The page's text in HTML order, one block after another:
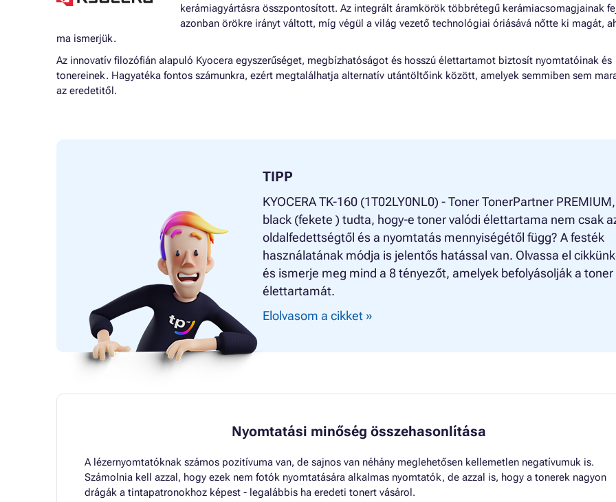
kerámiagyártásra összpontosított. Az integrált áramkörök többrétegű kerámiacsomagjainak
azonban örökre irányt váltott, míg végül a világ vezető technológiai óriásává nőtte ki magát,
ma ismerjük.
Az innovatív filozófián alapuló Kyocera egyszerűséget, megbízhatóságot és hosszú élettartamot biztosít nyomtatóinak és
tonereinek. Hagyatéka fontos számunkra, ezért megtalálhatja alternatív utántöltőink között, amelyek semmiben sem
az eredetitől.
TIPP
KYOCERA TK-160 (1T02LY0NL0) - Toner TonerPartner PREMIUM,
black (fekete ) tudta, hogy-e toner valódi élettartama nem csak
oldalfedettségtől és a nyomtatás mennyiségétől függ? A festék
használatának módja is jelentős hatással van. Olvassa el
és ismerje meg mind a 8 tényezőt, amelyek befolyásolják a toner
élettartamát.
Elolvasom a cikket »
Nyomtatási minőség összehasonlítása
A lézernyomtatóknak számos pozitívuma van, de sajnos van néhány meglehetősen kellemetlen negatívumuk is.
Számolnia kell azzal, hogy ezek nem fotók nyomtatására alkalmas nyomtatók, de azzal is, hogy a tonerek nagyon
drágák a tintapatronokhoz képest - legalábbis ha eredeti tonert vásárol.